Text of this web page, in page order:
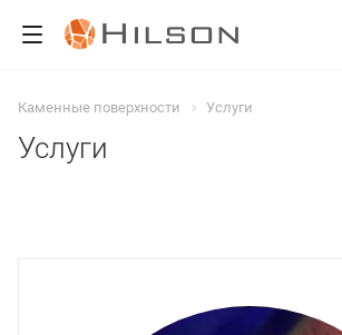
Каменные поверхности Услуги
Услуги